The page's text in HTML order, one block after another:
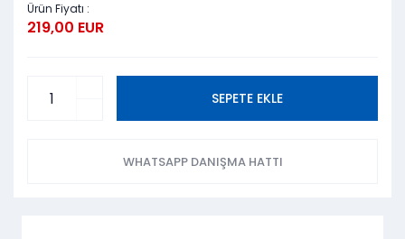
Ürün Fiyatı :
219,00 EUR
SEPETE EKLE
WHATSAPP DANIŞMA HATTI